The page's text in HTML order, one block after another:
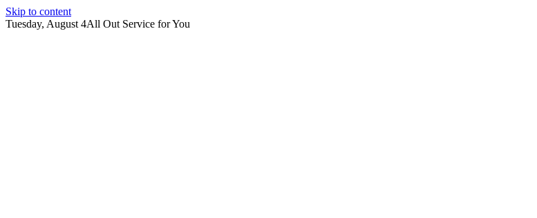
Skip to content
Tuesday, August 4All Out Service for You